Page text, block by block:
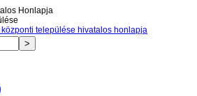
Honlapja